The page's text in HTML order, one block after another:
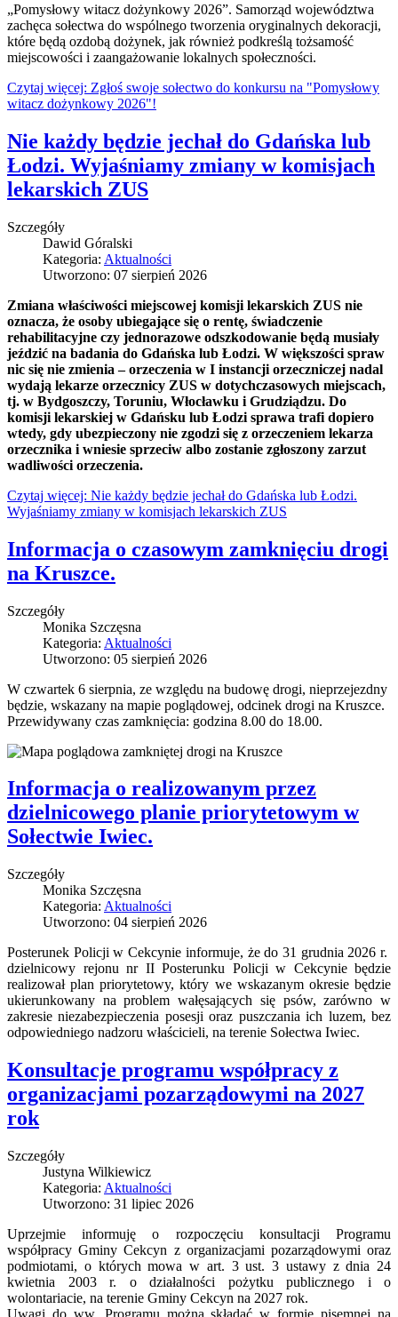
„Pomysłowy witacz dożynkowy 2026”. Samorząd województwa
zachęca sołectwa do wspólnego tworzenia oryginalnych dekoracji,
które będą ozdobą dożynek, jak również podkreślą tożsamość
miejscowości i zaangażowanie lokalnych społeczności.
Czytaj więcej: Zgłoś swoje sołectwo do konkursu na "Pomysłowy
witacz dożynkowy 2026"!
Nie każdy będzie jechał do Gdańska lub
Łodzi. Wyjaśniamy zmiany w komisjach
lekarskich ZUS
Szczegóły
Dawid Góralski
Kategoria: Aktualności
Utworzono: 07 sierpień 2026
Zmiana właściwości miejscowej komisji lekarskich ZUS nie
oznacza, że osoby ubiegające się o rentę, świadczenie
rehabilitacyjne czy jednorazowe odszkodowanie będą musiały
jeździć na badania do Gdańska lub Łodzi. W większości spraw
nic się nie zmienia – orzeczenia w I instancji orzeczniczej nadal
wydają lekarze orzecznicy ZUS w dotychczasowych miejscach,
tj. w Bydgoszczy, Toruniu, Włocławku i Grudziądzu. Do
komisji lekarskiej w Gdańsku lub Łodzi sprawa trafi dopiero
wtedy, gdy ubezpieczony nie zgodzi się z orzeczeniem lekarza
orzecznika i wniesie sprzeciw albo zostanie zgłoszony zarzut
wadliwości orzeczenia.
Czytaj więcej: Nie każdy będzie jechał do Gdańska lub Łodzi.
Wyjaśniamy zmiany w komisjach lekarskich ZUS
Informacja o czasowym zamknięciu drogi
na Kruszce.
Szczegóły
Monika Szczęsna
Kategoria: Aktualności
Utworzono: 05 sierpień 2026
W czwartek 6 sierpnia, ze względu na budowę drogi, nieprzejezdny
będzie, wskazany na mapie poglądowej, odcinek drogi na Kruszce.
Przewidywany czas zamknięcia: godzina 8.00 do 18.00.
Informacja o realizowanym przez
dzielnicowego planie priorytetowym w
Sołectwie Iwiec.
Szczegóły
Monika Szczęsna
Kategoria: Aktualności
Utworzono: 04 sierpień 2026
Posterunek Policji w Cekcynie informuje, że do 31 grudnia 2026 r.
dzielnicowy rejonu nr II Posterunku Policji w Cekcynie będzie
realizował plan priorytetowy, który we wskazanym okresie będzie
ukierunkowany na problem wałęsających się psów, zarówno w
zakresie niezabezpieczenia posesji oraz puszczania ich luzem, bez
odpowiedniego nadzoru właścicieli, na terenie Sołectwa Iwiec.
Konsultacje programu współpracy z
organizacjami pozarządowymi na 2027
rok
Szczegóły
Justyna Wilkiewicz
Kategoria: Aktualności
Utworzono: 31 lipiec 2026
Uprzejmie informuję o rozpoczęciu konsultacji Programu
współpracy Gminy Cekcyn z organizacjami pozarządowymi oraz
podmiotami, o których mowa w art. 3 ust. 3 ustawy z dnia 24
kwietnia 2003 r. o działalności pożytku publicznego i o
wolontariacie, na terenie Gminy Cekcyn na 2027 rok.